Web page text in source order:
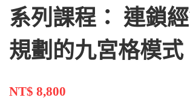
系列課程： 連鎖
規劃的九宮格模式
NT$ 8,800